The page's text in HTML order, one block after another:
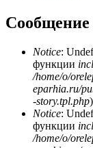
Сообщение
Notice:
функции
/home/o/
eparhia.ru/
-story.tpl.php
Notice:
функции
/home/o/